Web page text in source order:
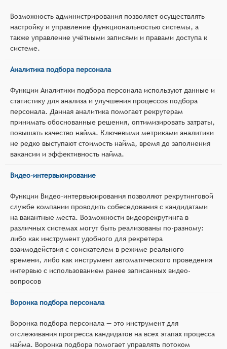
Возможность администрирования позволяет осуществлять
настройку и управление функциональностью системы, а
также управление учётными записями и правами доступа к
системе.
Аналитика подбора персонала
Функции Аналитики подбора персонала используют данные и
статистику для анализа и улучшения процессов подбора
персонала. Данная аналитика помогает рекрутерам
принимать обоснованные решения, оптимизировать затраты,
повышать качество найма. Ключевыми метриками аналитики
не редко выступают стоимость найма, время до заполнения
вакансии и эффективность найма.
Видео-интервьюирование
Функции Видео-интервьюирования позволяют рекрутинговой
службе компании проводить собеседования с кандидатами
на вакантные места. Возможности видеорекрутинга в
различных системах могут быть реализованы по-разному:
либо как инструмент удобного для рекретера
взаимодействия с соискателем в режиме реального
времени, либо как инструмент автоматического проведения
интервью с использованием ранее записанных видео-
вопросов
Воронка подбора персонала
Воронка подбора персонала — это инструмент для
отслеживания прогресса кандидатов на всех этапах процесса
найма. Воронка подбора помогает управлять потоком